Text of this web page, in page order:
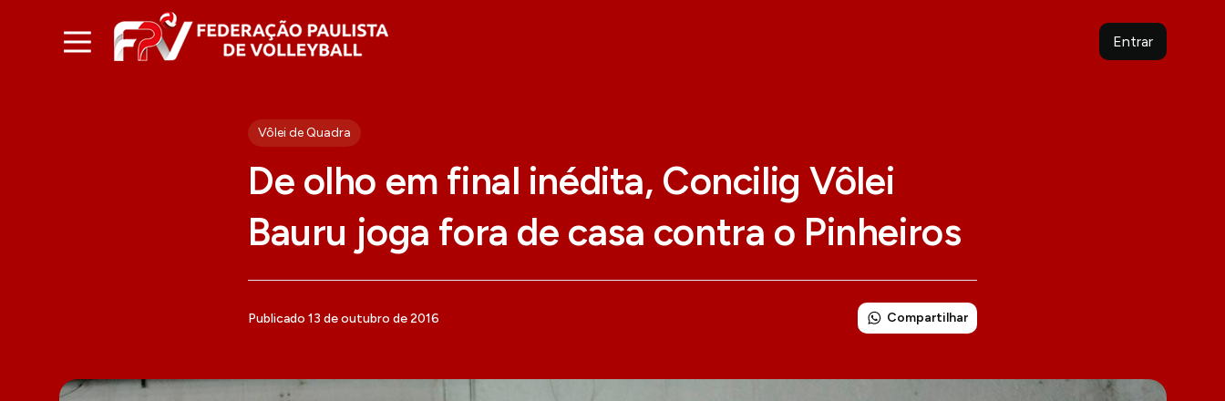
Entrar
Vôlei de Quadra
De olho em final inédita, Concilig Vôlei
Bauru joga fora de casa contra o Pinheiros
Publicado 13 de outubro de 2016 Compartilhar